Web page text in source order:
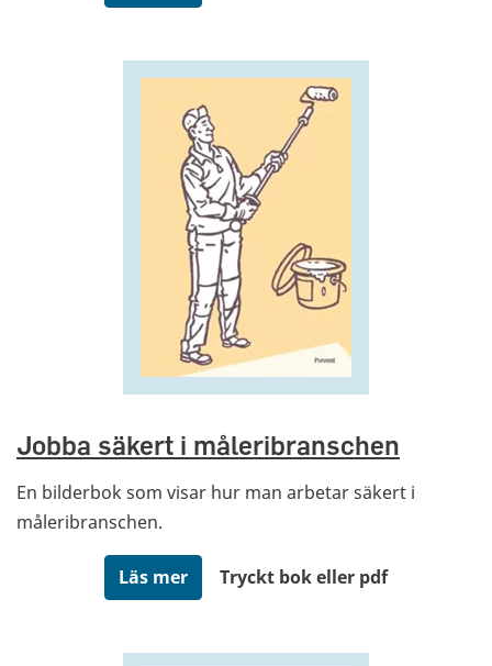
Jobba säkert i måleribranschen
En bilderbok som visar hur man arbetar säkert i
måleribranschen.
Läs mer Tryckt bok eller pdf